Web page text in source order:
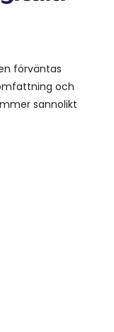
förväntas
och
sannolikt